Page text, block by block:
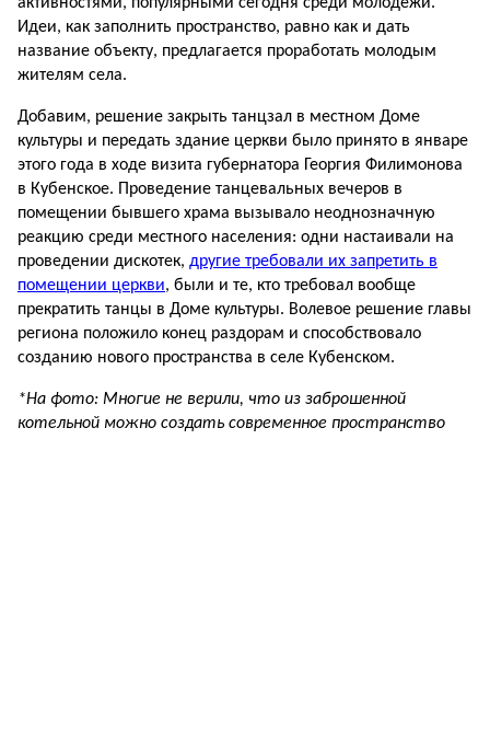
Идеи, как заполнить пространство, равно как и дать
название объекту, предлагается проработать молодым
жителям села.
Добавим, решение закрыть танцзал в местном Доме
культуры и передать здание церкви было принято в январе
этого года в ходе визита губернатора Георгия Филимонова
в Кубенское. Проведение танцевальных вечеров в
помещении бывшего храма вызывало неоднозначную
реакцию среди местного населения: одни настаивали на
проведении дискотек, другие требовали их запретить в
помещении церкви, были и те, кто требовал вообще
прекратить танцы в Доме культуры. Волевое решение главы
региона положило конец раздорам и способствовало
созданию нового пространства в селе Кубенском.
*На фото: Многие не верили, что из заброшенной
котельной можно создать современное пространство